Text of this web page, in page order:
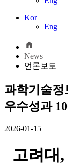
Kor
Eng
News
언론보도
과학기술정
우수성과
2026-01-15
고려대